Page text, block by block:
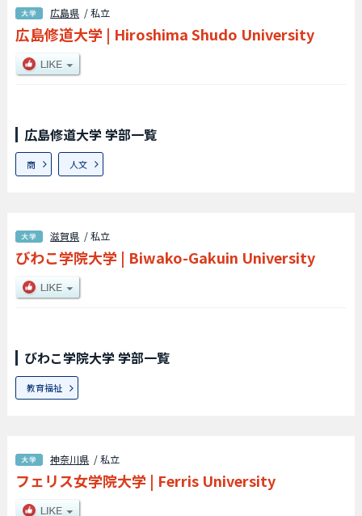
広島県 / 私立
広島修道大学 | Hiroshima Shudo University
広島修道大学 学部一覧
商 人文
滋賀県 / 私立
びわこ学院大学 | Biwako-Gakuin University
びわこ学院大学 学部一覧
教育福祉
神奈川県 / 私立
フェリス女学院大学 | Ferris University